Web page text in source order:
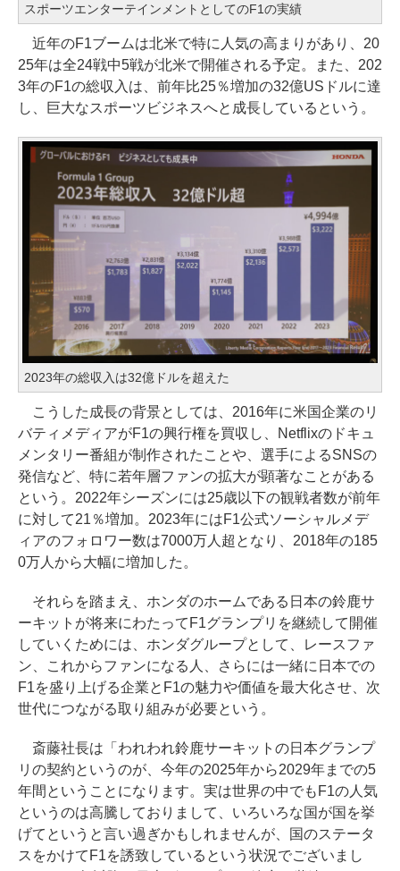
スポーツエンターテインメントとしてのF1の実績
近年のF1ブームは北米で特に人気の高まりがあり、20
25年は全24戦中5戦が北米で開催される予定。また、202
3年のF1の総収入は、前年比25％増加の32億USドルに達
し、巨大なスポーツビジネスへと成長しているという。
2023年の総収入は32億ドルを超えた
こうした成長の背景としては、2016年に米国企業のリ
バティメディアがF1の興行権を買収し、Netflixのドキュ
メンタリー番組が制作されたことや、選手によるSNSの
発信など、特に若年層ファンの拡大が顕著なことがある
という。2022年シーズンには25歳以下の観戦者数が前年
に対して21％増加。2023年にはF1公式ソーシャルメデ
ィアのフォロワー数は7000万人超となり、2018年の185
0万人から大幅に増加した。
それらを踏まえ、ホンダのホームである日本の鈴鹿サ
ーキットが将来にわたってF1グランプリを継続して開催
していくためには、ホンダグループとして、レースファ
ン、これからファンになる人、さらには一緒に日本での
F1を盛り上げる企業とF1の魅力や価値を最大化させ、次
世代につながる取り組みが必要という。
斎藤社長は「われわれ鈴鹿サーキットの日本グランプ
リの契約というのが、今年の2025年から2029年までの5
年間ということになります。実は世界の中でもF1の人気
というのは高騰しておりまして、いろいろな国が国を挙
げてというと言い過ぎかもしれませんが、国のステータ
スをかけてF1を誘致しているという状況でございまし